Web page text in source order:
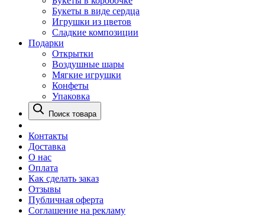
Букеты в виде сердца
Игрушки из цветов
Сладкие композиции
Подарки
Открытки
Воздушные шары
Мягкие игрушки
Конфеты
Упаковка
Поиск товара
Контакты
Доставка
О нас
Оплата
Как сделать заказ
Отзывы
Публичная оферта
Соглашение на рекламу